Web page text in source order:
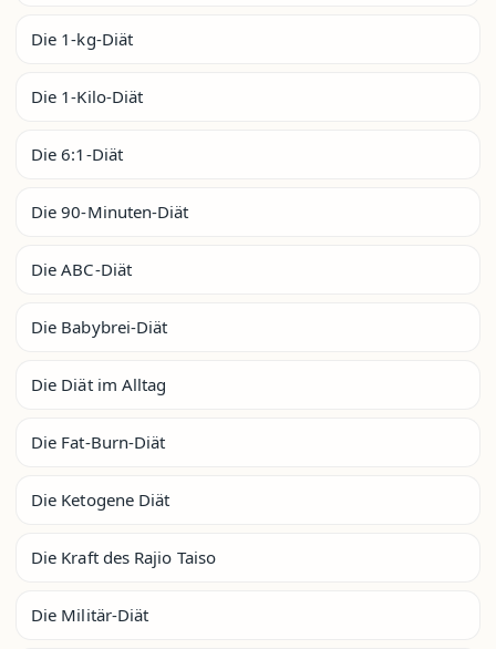
Die 1-kg-Diät
Die 1-Kilo-Diät
Die 6:1-Diät
Die 90-Minuten-Diät
Die ABC-Diät
Die Babybrei-Diät
Die Diät im Alltag
Die Fat-Burn-Diät
Die Ketogene Diät
Die Kraft des Rajio Taiso
Die Militär-Diät